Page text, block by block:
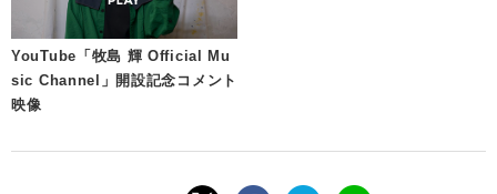
YouTube「牧島 輝 Official Mu
sic Channel」開設記念コメント
映像